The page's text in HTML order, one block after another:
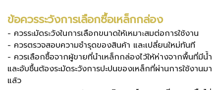
ข้อควรระวังการเลือกซื้อเหล็กกล่อง
- ควรระมัดระวังในการเลือกขนาดให้เหมาะสมต่อการใช้งาน
- ควรตรวจสอบความชำรุดของสินค้า และเปลี่ยนใหม่ทันที
- ควรเลือกซื้อจากผู้ขายที่นำเหล็กกล่องไว้ให้ห่างจากพื้นที่มีน้ำ
และอับชื้นต้องระมัดระวังการปะปนของเหล็กที่ผ่านการใช้งานมา
แล้ว